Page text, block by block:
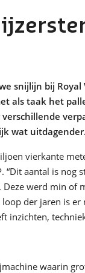
snijlijn bij Royal
als taak het
wat
vierkante
“Dit aantal is nog
werd min of
der jaren is
inzichten,
waarin